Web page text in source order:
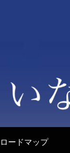
ードマップ